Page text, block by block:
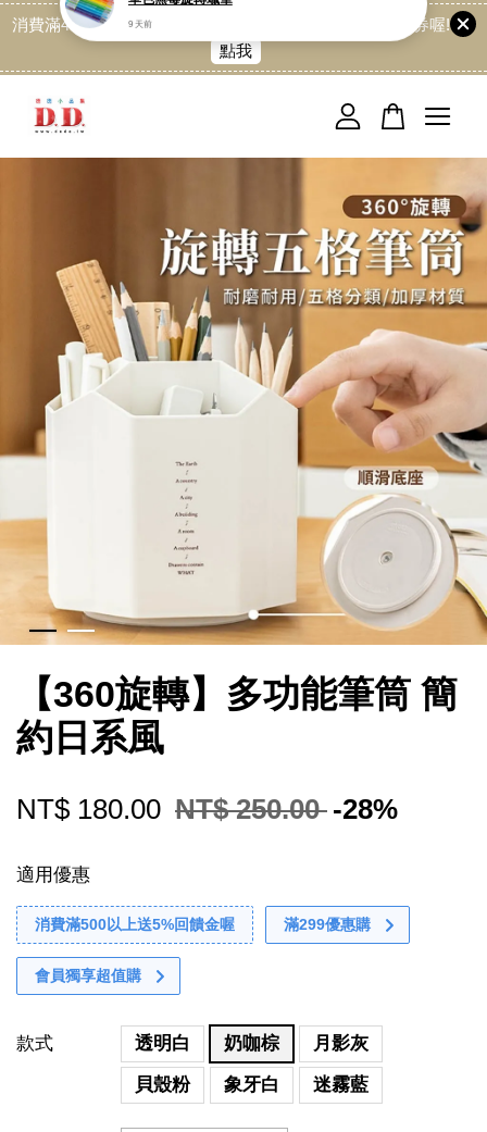
消費滿499免運喔, 記得加LINE:@dede168 領取專屬折扣券喔!
點我
【360旋轉】多功能筆筒 簡
約日系風
NT$ 180.00 NT$ 250.00 -28%
適用優惠
消費滿500以上送5%回饋金喔 滿299優惠購
會員獨享超值購
款式 透明白 奶咖棕
月影灰
貝殼粉
象牙白 迷霧藍
您的購物車目前還是空的。